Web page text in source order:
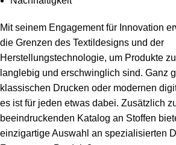
Mit seinem Engagement für Innovation
die Grenzen des Textildesigns und der
Herstellungstechnologie, um Produkte
langlebig und erschwinglich sind. Ganz
klassischen Drucken oder modernen
es ist für jeden etwas dabei. Zusätzlich
beeindruckenden Katalog an Stoffen
einzigartige Auswahl an spezialisierten